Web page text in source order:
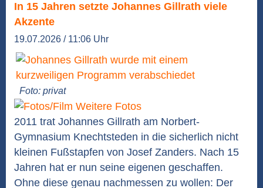
In 15 Jahren setzte Johannes Gillrath viele
Akzente
19.07.2026 / 11:06 Uhr
Foto: privat
Weitere Fotos
2011 trat Johannes Gillrath am Norbert-
Gymnasium Knechtsteden in die sicherlich nicht
kleinen Fußstapfen von Josef Zanders. Nach 15
Jahren hat er nun seine eigenen geschaffen.
Ohne diese genau nachmessen zu wollen: Der